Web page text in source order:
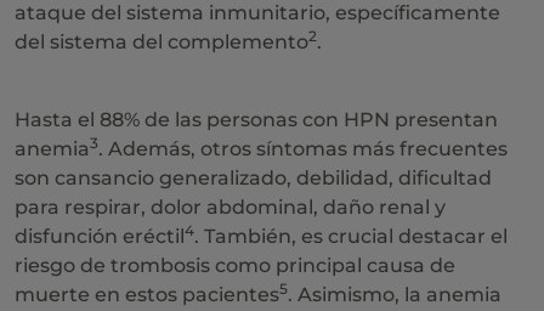
ataque del sistema inmunitario, específicamente
del sistema del complemento2.
Hasta el 88% de las personas con HPN presentan
anemia3. Además, otros síntomas más frecuentes
son cansancio generalizado, debilidad, dificultad
para respirar, dolor abdominal, daño renal y
disfunción eréctil4. También, es crucial destacar el
riesgo de trombosis como principal causa de
muerte en estos pacientes5. Asimismo, la anemia